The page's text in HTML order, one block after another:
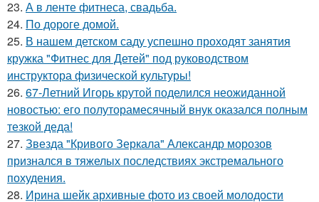
23. А в ленте фитнеса, свадьба.
24. По дороге домой.
25. В нашем детском саду успешно проходят занятия
кружка "Фитнес для Детей" под руководством
инструктора физической культуры!
26. 67-Летний Игорь крутой поделился неожиданной
новостью: его полуторамесячный внук оказался полным
тезкой деда!
27. Звезда "Кривого Зеркала" Александр морозов
признался в тяжелых последствиях экстремального
похудения.
28. Ирина шейк архивные фото из своей молодости